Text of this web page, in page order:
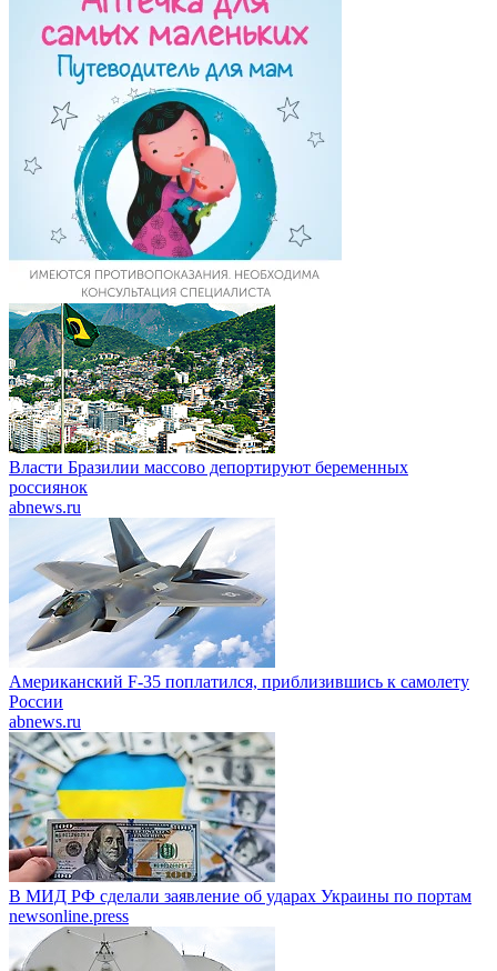
Власти Бразилии массово депортируют беременных
россиянок
abnews.ru
Американский F-35 поплатился, приблизившись к самолету
России
abnews.ru
В МИД РФ сделали заявление об ударах Украины по портам
newsonline.press